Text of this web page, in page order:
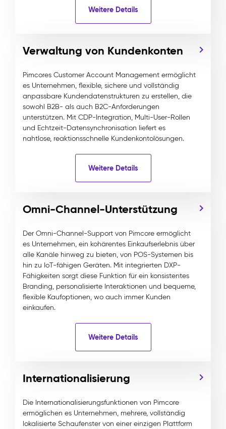
Weitere Details
Verwaltung von Kundenkonten
Pimcores Customer Account Management ermöglicht
es Unternehmen, flexible, sichere und vollständig
anpassbare Kundendatenstrukturen zu erstellen, die
sowohl B2B- als auch B2C-Anforderungen
unterstützen. Mit CDP-Integration, Multi-User-Rollen
und Echtzeit-Datensynchronisation liefert es
nahtlose, reaktionsschnelle Kundenkontolösungen.
Weitere Details
Omni-Channel-Unterstützung
Der Omni-Channel-Support von Pimcore ermöglicht
es Unternehmen, ein kohärentes Einkaufserlebnis über
alle Kanäle hinweg zu bieten, von POS-Systemen bis
hin zu IoT-fähigen Geräten. Mit integrierten DXP-
Fähigkeiten sorgt diese Funktion für ein konsistentes
Branding, personalisierte Interaktionen und bequeme,
flexible Kaufoptionen, wo auch immer Kunden
einkaufen.
Weitere Details
Internationalisierung
Die Internationalisierungsfunktionen von Pimcore
ermöglichen es Unternehmen, mehrere, vollständig
lokalisierte Schaufenster von einer einzigen Plattform